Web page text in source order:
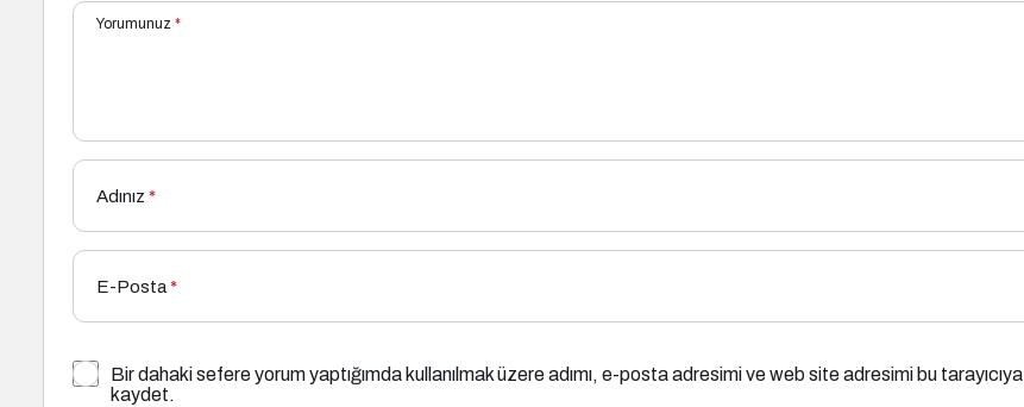
Yorumunuz *
Adınız *
E-Posta*
Bir dahaki sefere yorum yaptığımda kullanılmak üzere adımı, e-posta adresimi ve web site adresimi bu tarayıcıya
kaydet.